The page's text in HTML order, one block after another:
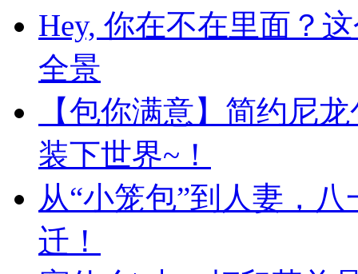
Hey, 你在不在里面？
全景
【包你满意】简约尼
装下世界~！
从“小笼包”到人妻，
迁！